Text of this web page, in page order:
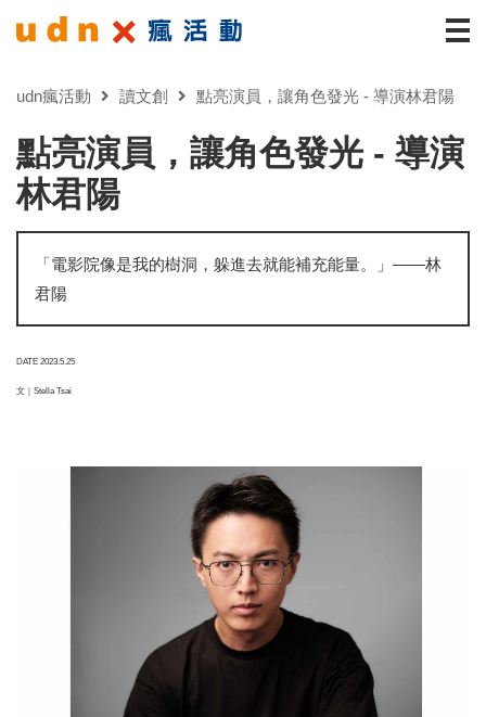
udn瘋活動 讀文創 點亮演員，讓角色發光 - 導演林君陽
點亮演員，讓角色發光 - 導演
林君陽
「電影院像是我的樹洞，躲進去就能補充能量。」——林
君陽
DATE 2023.5.25
文｜Stella Tsai